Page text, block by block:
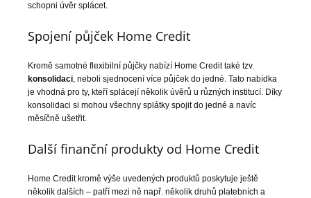
schopni úvěr splácet.
Spojení půjček Home Credit
Kromě samotné flexibilní půjčky nabízí Home Credit také tzv.
konsolidaci, neboli sjednocení více půjček do jedné. Tato nabídka
je vhodná pro ty, kteří splácejí několik úvěrů u různých institucí. Díky
konsolidaci si mohou všechny splátky spojit do jedné a navíc
měsíčně ušetřit.
Další finanční produkty od Home Credit
Home Credit kromě výše uvedených produktů poskytuje ještě
několik dalších – patří mezi ně např. několik druhů platebních a